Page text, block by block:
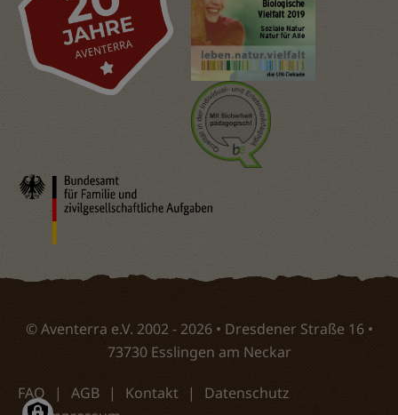
© Aventerra e.V. 2002 - 2026 • Dresdener Straße 16 •
73730 Esslingen am Neckar
FAQ AGB Kontakt
Datenschutz